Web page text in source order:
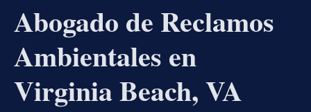
Abogado de Reclamos
Ambientales en
Virginia Beach, VA